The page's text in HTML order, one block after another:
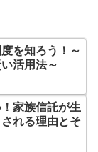
を知ろう！～
活用法～
家族信託が生
れる理由とそ